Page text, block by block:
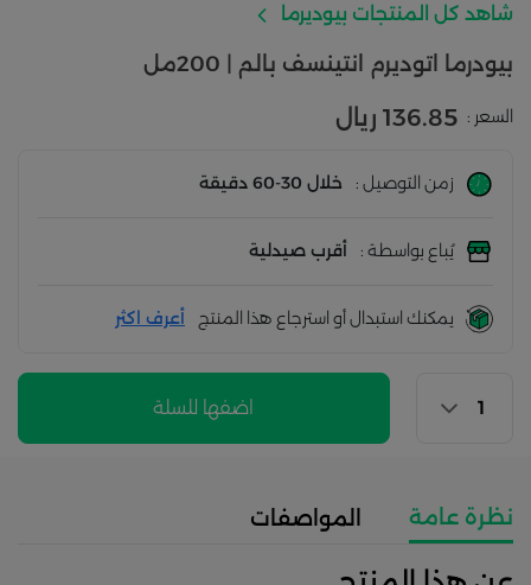
شاهد كل المنتجات بيوديرما
بيودرما اتوديرم انتينسف بالم | 200مل
السعر : 136.85 ريال
زمن التوصيل : خلال 30-60 دقيقة
يُباع بواسطة : أقرب صيدلية
يمكنك استبدال أو استرجاع هذا المنتج أعرف اكثر
اضفها للسلة
نظرة عامة المواصفات